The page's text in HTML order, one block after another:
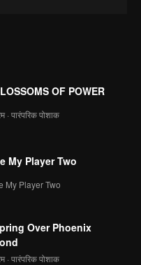
EP33: Love Beyond
the Grave
EP34: Love Beyond
the Grave
EP35: Love Beyond
the Grave
OF POWER
· पारंपरिक पोशाक
My Player Two
My Player Two
Over Phoenix
· पारंपरिक पोशाक